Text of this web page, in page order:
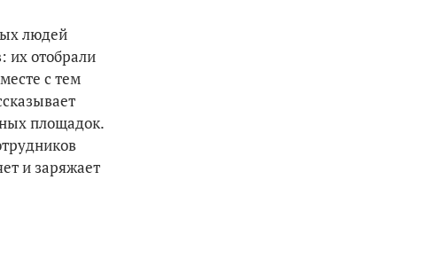
людей
их отобрали
с тем
площадок.
и заряжает